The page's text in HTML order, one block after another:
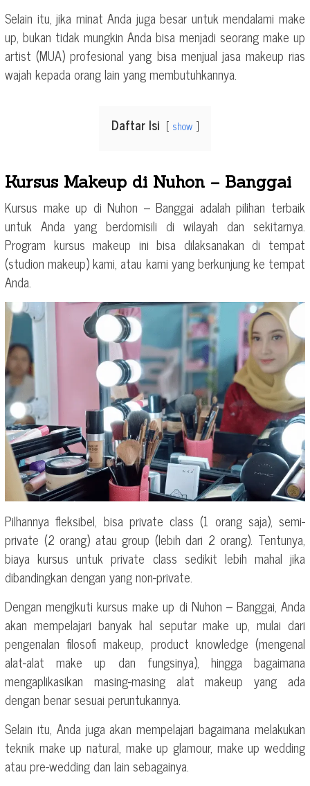
Selain itu, jika minat Anda juga besar untuk mendalami make
up, bukan tidak mungkin Anda bisa menjadi seorang make up
artist (MUA) profesional yang bisa menjual jasa makeup rias
wajah kepada orang lain yang membutuhkannya.
Daftar Isi show
Kursus Makeup di Nuhon – Banggai
Kursus make up di Nuhon – Banggai adalah pilihan terbaik
untuk Anda yang berdomisili di wilayah dan sekitarnya.
Program kursus makeup ini bisa dilaksanakan di tempat
(studion makeup) kami, atau kami yang berkunjung ke tempat
Anda.
Pilhannya fleksibel, bisa private class (1 orang saja), semi-
private (2 orang) atau group (lebih dari 2 orang). Tentunya,
biaya kursus untuk private class sedikit lebih mahal jika
dibandingkan dengan yang non-private.
Dengan mengikuti kursus make up di Nuhon – Banggai, Anda
akan mempelajari banyak hal seputar make up, mulai dari
pengenalan filosofi makeup, product knowledge (mengenal
alat-alat make up dan fungsinya), hingga bagaimana
mengaplikasikan masing-masing alat makeup yang ada
dengan benar sesuai peruntukannya.
Selain itu, Anda juga akan mempelajari bagaimana melakukan
teknik make up natural, make up glamour, make up wedding
atau pre-wedding dan lain sebagainya.